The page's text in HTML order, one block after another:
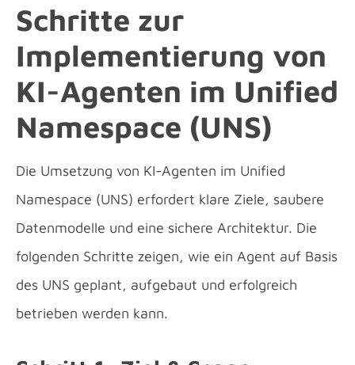
Schritte zur
Implementierung von
KI-Agenten im Unified
Namespace (UNS)
Die Umsetzung von KI-Agenten im Unified
Namespace (UNS) erfordert klare Ziele, saubere
Datenmodelle und eine sichere Architektur. Die
folgenden Schritte zeigen, wie ein Agent auf Basis
des UNS geplant, aufgebaut und erfolgreich
betrieben werden kann.